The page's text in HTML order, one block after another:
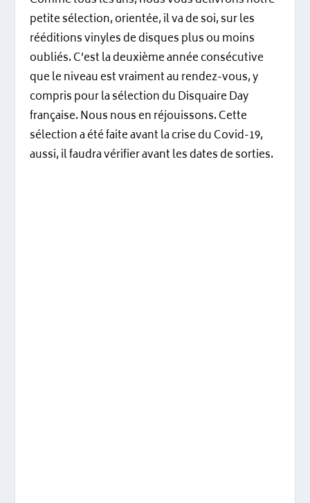
petite sélection, orientée, il va de soi, sur les
rééditions vinyles de disques plus ou moins
oubliés. C’est la deuxième année consécutive
que le niveau est vraiment au rendez-vous, y
compris pour la sélection du Disquaire Day
française. Nous nous en réjouissons. Cette
sélection a été faite avant la crise du Covid-19,
aussi, il faudra vérifier avant les dates de sorties.